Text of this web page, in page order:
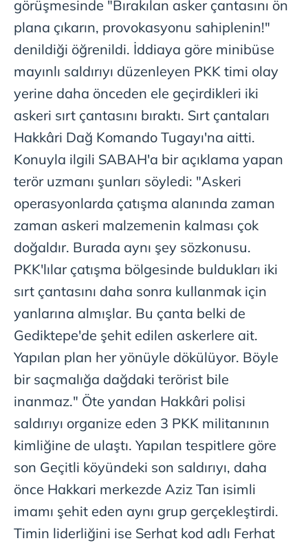
Sizlere daha iyi bir hizmet sunabilmek için İnternet
Sitemizde kendimize ve üçüncü kişilere ait çerezler
kullanılmaktadır. Bu çerezler vasıtasıyla çeşitli kişisel
verileriniz işlenmekte olup gerekli olan çerezler bilgi
toplumu hizmetlerinin sunulması amacıyla
kullanılmaktadır. Diğer çerezler, sitemizin daha işlevsel
kılınması ve kişiselleştirilmesi ve sizlere yönelik
reklam/pazarlama faaliyetlerinin yapılması, amaçlarıyla
sınırlı olarak açık rızanız dahilinde kullanılacaktır.
Çerezlere ilişkin tercihlerinizi aşağıda yer alan panel
vasıtasıyla belirleyebilirsiniz. Çerezlere ilişkin detaylı bilgi
için Ayarlar butonuna tıklayabilir, Çerez Bilgilendirme
ziyaret edebilirsiniz.
6698 sayılı Kişisel Verilerin Korunması Kanunu uyarınca
hazırlanmış Aydınlatma Metnimizi okumak ve sitemizde
ilgili mevzuata uygun olarak kullanılan çerezlerle ilgili bilgi
almak için lütfen
görüşmesinde "Bırakılan asker çantasını ön
plana çıkarın, provokasyonu sahiplenin!"
denildiği öğrenildi. İddiaya göre minibüse
mayınlı saldırıyı düzenleyen PKK timi olay
yerine daha önceden ele geçirdikleri iki
askeri sırt çantasını bıraktı. Sırt çantaları
Hakkâri Dağ Komando Tugayı'na aitti.
Konuyla ilgili SABAH'a bir açıklama yapan
terör uzmanı şunları söyledi: "Askeri
operasyonlarda çatışma alanında zaman
zaman askeri malzemenin kalması çok
doğaldır. Burada aynı şey sözkonusu.
PKK'lılar çatışma bölgesinde buldukları iki
sırt çantasını daha sonra kullanmak için
yanlarına almışlar. Bu çanta belki de
Gediktepe'de şehit edilen askerlere ait.
Yapılan plan her yönüyle dökülüyor. Böyle
bir saçmalığa dağdaki terörist bile
inanmaz." Öte yandan Hakkâri polisi
saldırıyı organize eden 3 PKK militanının
kimliğine de ulaştı. Yapılan tespitlere göre
son Geçitli köyündeki son saldırıyı, daha
önce Hakkari merkezde Aziz Tan isimli
imamı şehit eden aynı grup gerçekleştirdi.
Timin liderliğini ise Serhat kod adlı Ferhat